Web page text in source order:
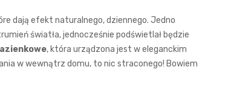
dają efekt naturalnego, dziennego. Jedno
światła, jednocześnie podświetlał będzie
, która urządzona jest w eleganckim
w wewnątrz domu, to nic straconego! Bowiem